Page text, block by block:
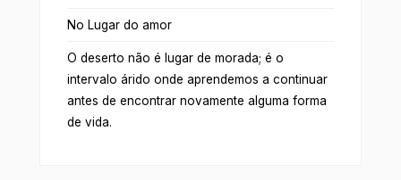
No Lugar do amor
O deserto não é lugar de morada; é o
intervalo árido onde aprendemos a continuar
antes de encontrar novamente alguma forma
de vida.